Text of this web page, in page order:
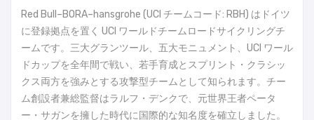
Red Bull–BORA–hansgrohe (UCI チームコード: RBH) はドイツ
に登録拠点を置く UCI ワールドチームロードサイクリングチ
ームです。三大グランツール、五大モニュメント、UCI ワール
ドカップを全年間で戦い、若手育成とスプリント・クラシッ
クス両方を強みとする攻撃型チームとして知られます。チー
ム創設者兼総監督はラルフ・デンクで、元世界王者ペータ
ー・サガンを擁した時代に国際的な知名度を確立しました。